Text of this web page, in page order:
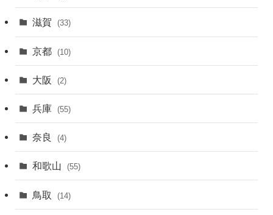
滋賀 (33)
京都 (10)
大阪 (2)
兵庫 (55)
奈良 (4)
和歌山 (55)
鳥取 (14)